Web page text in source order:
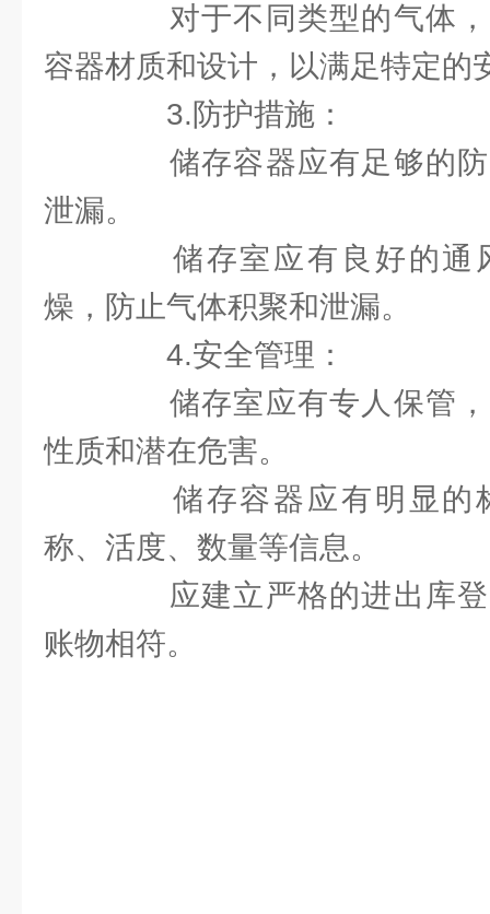
对于不同类型的气体，
容器材质和设计，以满足特定的
3.防护措施：
储存容器应有足够的防
泄漏。
储存室应有良好的通
燥，防止气体积聚和泄漏。
4.安全管理：
储存室应有专人保管，
性质和潜在危害。
储存容器应有明显的
称、活度、数量等信息。
应建立严格的进出库登
账物相符。